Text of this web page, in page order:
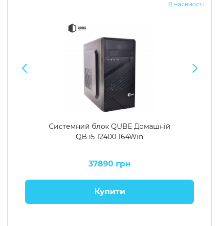
В наявності
Системний блок QUBE Домашній
QB i5 12400 164Win
37890 грн
Купити